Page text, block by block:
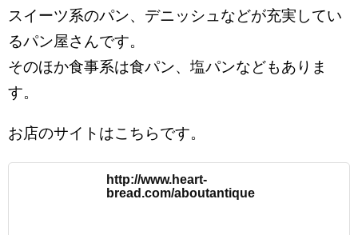
スイーツ系のパン、デニッシュなどが充実してい
るパン屋さんです。
そのほか食事系は食パン、塩パンなどもありま
す。
お店のサイトはこちらです。
http://www.heart-
bread.com/aboutantique